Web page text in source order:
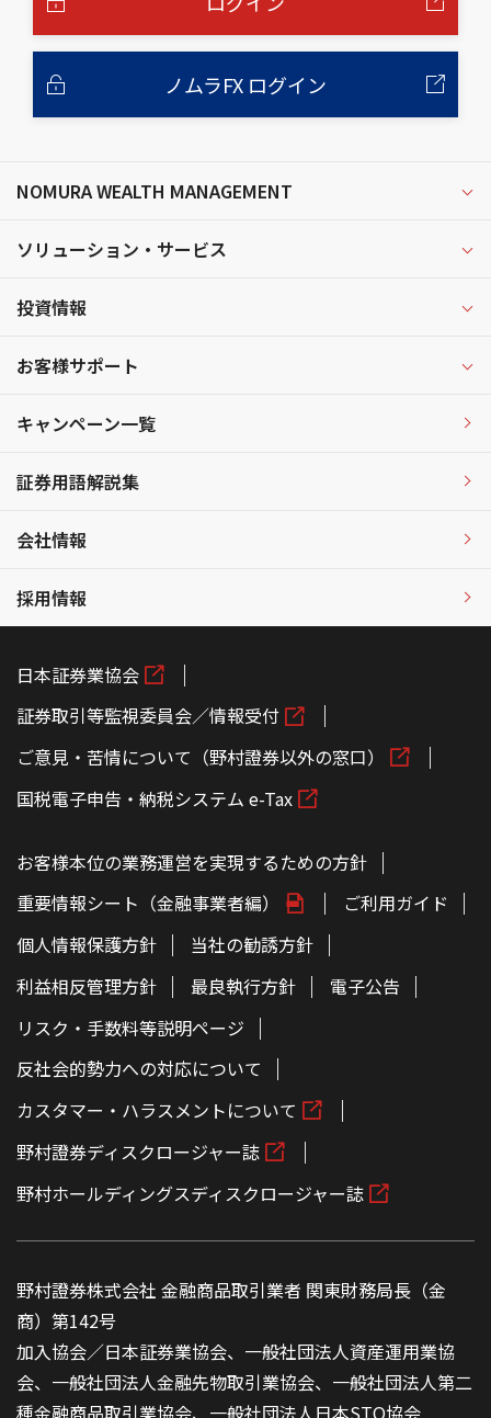
ノムラFX ログイン
NOMURA WEALTH MANAGEMENT
ソリューション・サービス
投資情報
お客様サポート
キャンペーン一覧
証券用語解説集
会社情報
採用情報
日本証券業協会
証券取引等監視委員会／情報受付
ご意見・苦情について（野村證券以外の窓口）
国税電子申告・納税システム e-Tax
お客様本位の業務運営を実現するための方針
重要情報シート（金融事業者編）
ご利用ガイド
個人情報保護方針
当社の勧誘方針
利益相反管理方針
最良執行方針
電子公告
リスク・手数料等説明ページ
反社会的勢力への対応について
カスタマー・ハラスメントについて
野村證券ディスクロージャー誌
野村ホールディングスディスクロージャー誌
野村證券株式会社 金融商品取引業者 関東財務局長（金
商）第142号
加入協会／日本証券業協会、一般社団法人資産運用業協
会、一般社団法人金融先物取引業協会、一般社団法人第二